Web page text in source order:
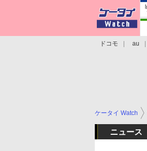
ドコモ au
ケータイ Watch
ニュース